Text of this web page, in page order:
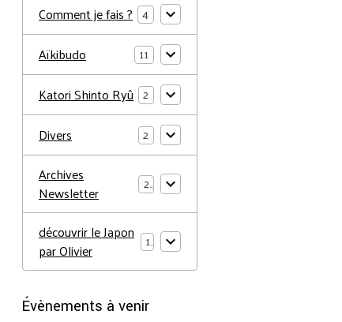
Comment je fais ? 4
Aïkibudo 11
Katori Shinto Ryû 2
Divers 2
Archives
Newsletter
2
découvrir le Japon
par Olivier
1
Évènements à venir